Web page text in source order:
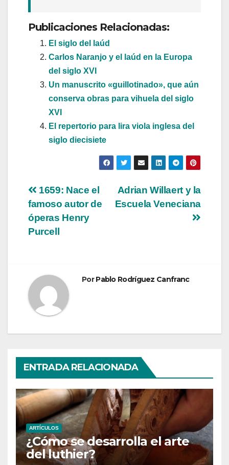
Publicaciones Relacionadas:
El siglo del laúd
Carlos Naranjo y el laúd en la Europa
del siglo XVI
Un manuscrito «guillotinado», que aún
conserva obras para vihuela del siglo
XVI
El repertorio para lira viola inglesa del
siglo diecisiete
Navegación
de
entradas
Adrian Willaert y la
Escuela Veneciana
1659: Nace el
famoso autor de
óperas Henry
Purcell
PorPablo Rodríguez Canfranc
ENTRADA RELACIONADA
ARTÍCULOS
¿Cómo se desarrolla el arte
del luthier?